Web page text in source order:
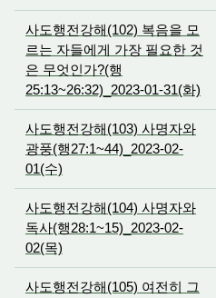
사도행전강해(102) 복음을 모
르는 자들에게 가장 필요한 것
은 무엇인가?(행
25:13~26:32)_2023-01-31(화)
사도행전강해(103) 사명자와
광풍(행27:1~44)_2023-02-
01(수)
사도행전강해(104) 사명자와
독사(행28:1~15)_2023-02-
02(목)
사도행전강해(105) 여전히 그